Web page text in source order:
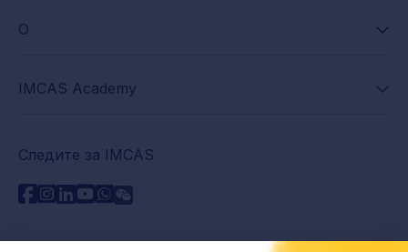
О
IMCAS Academy
Следите за IMCAS